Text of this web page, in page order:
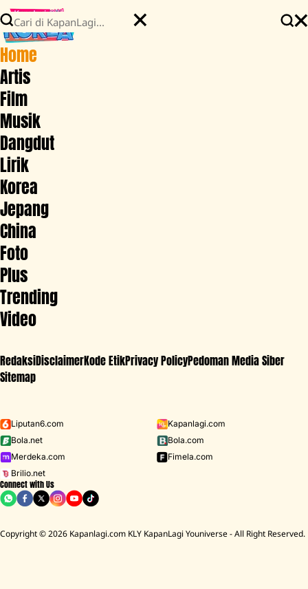
Iklan - Scroll ke bawah untuk melanjutkan
Home
Artis
Film
Musik
Dangdut
Lirik
Korea
Jepang
China
Foto
Plus
Trending
Video
RedaksiDisclaimerKode EtikPrivacy PolicyPedoman Media Siber
Sitemap
Liputan6.com
Kapanlagi.com
Bola.net
Bola.com
Merdeka.com
Fimela.com
Brilio.net
Connect with Us
Copyright © 2026 Kapanlagi.com KLY KapanLagi Youniverse - All Right Reserved.
D ACADEMY 8 Raisa
BREAKING
NEWS Cerita Rumah Mendiang Diding Boneng Ambruk Rata Dengan